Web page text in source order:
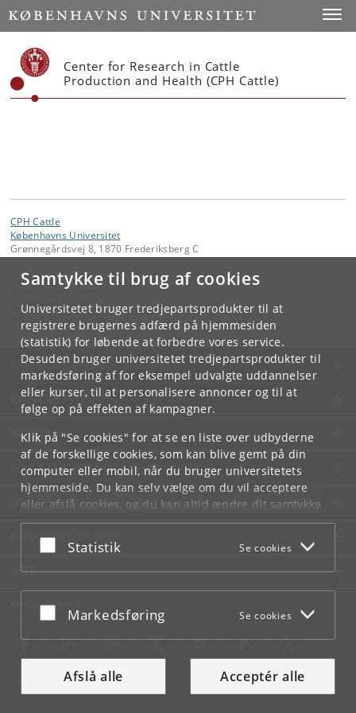
Samtykke til brug af cookies
Universitetet bruger tredjepartsprodukter til at
registrere brugernes adfærd på hjemmesiden
(statistik) for løbende at forbedre vores service.
Desuden bruger universitetet tredjepartsprodukter til
markedsføring af for eksempel udvalgte uddannelser
eller kurser, til at personalisere annoncer og til at
følge op på effekten af kampagner.
Klik på "Se cookies" for at se en liste over udbyderne
af de forskellige cookies, som kan blive gemt på din
computer eller mobil, når du bruger universitetets
hjemmeside. Du kan selv vælge om du vil acceptere
eller afslå cookies, og du kan altid ændre dit samtykke
underCookie- og privatlivspolitiksom du finder i
bunden af hver side.
Acceptér eller afslå
Statistik Se cookies
Acceptér eller afslå
Markedsføring Se cookies
Afslå alle Acceptér alle
Start
Center for Research in Cattle
Production and Health (CPH Cattle)
CPH Cattle
Københavns Universitet
Grønnegårdsvej 8, 1870 Frederiksberg C
Kontakt:
Bent-Ole Andersen
boa@ sund.ku.dk
KØBENHAVNS UNIVERSITET
KONTAKT
SERVICES
FOR STUDERENDE OG ANSATTE
JOB OG KARRIERE
NØDSITUATIONER
WEB
MØD KU PÅ